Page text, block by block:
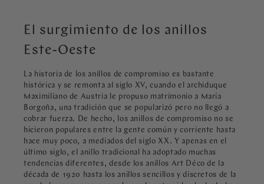
El surgimiento de los anillos
Este-Oeste
La historia de los anillos de compromiso es bastante
histórica y se remonta al siglo XV, cuando el archiduque
Maximiliano de Austria le propuso matrimonio a María
Borgoña, una tradición que se popularizó pero no llegó a
cobrar fuerza. De hecho, los anillos de compromiso no se
hicieron populares entre la gente común y corriente hasta
hace muy poco, a mediados del siglo XX. Y apenas en el
último siglo, el anillo tradicional ha adoptado muchas
tendencias diferentes, desde los anillos Art Déco de la
década de 1920 hasta los anillos sencillos y discretos de la